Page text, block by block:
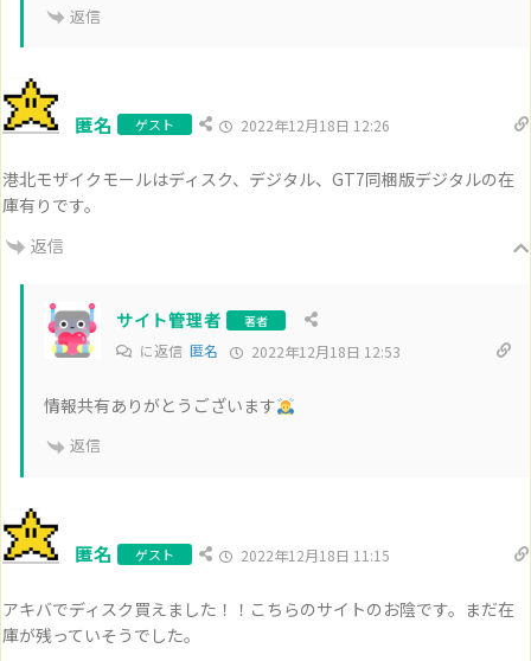
返信
匿名 ゲスト 2022年12月18日 12:26
港北モザイクモールはディスク、デジタル、GT7同梱版デジタルの在
庫有りです。
返信
サイト管理者 著者
に返信 匿名 2022年12月18日 12:53
情報共有ありがとうございます
返信
匿名 ゲスト 2022年12月18日 11:15
アキバでディスク買えました！！こちらのサイトのお陰です。まだ在
庫が残っていそうでした。